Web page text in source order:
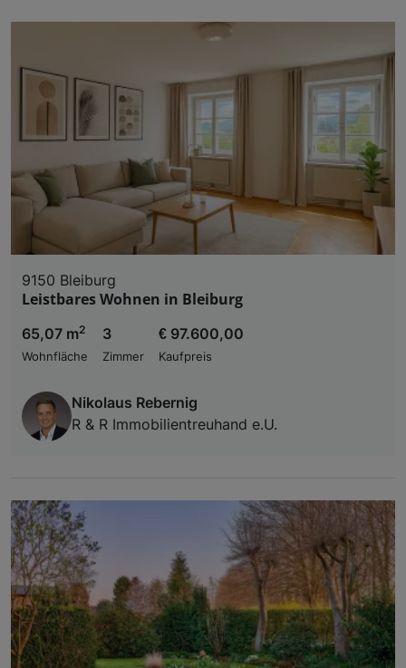
9150 Bleiburg
Leistbares Wohnen in Bleiburg
65,07 m2
Wohnfläche
3
Zimmer
€ 97.600,00
Kaufpreis
Nikolaus Rebernig
R & R Immobilientreuhand e.U.